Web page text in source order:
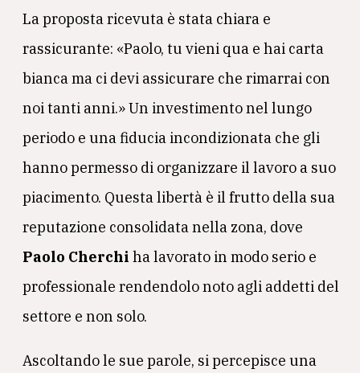
La proposta ricevuta è stata chiara e
rassicurante: «Paolo, tu vieni qua e hai carta
bianca ma ci devi assicurare che rimarrai con
noi tanti anni.» Un investimento nel lungo
periodo e una fiducia incondizionata che gli
hanno permesso di organizzare il lavoro a suo
piacimento. Questa libertà è il frutto della sua
reputazione consolidata nella zona, dove
Paolo Cherchi ha lavorato in modo serio e
professionale rendendolo noto agli addetti del
settore e non solo.
Ascoltando le sue parole, si percepisce una